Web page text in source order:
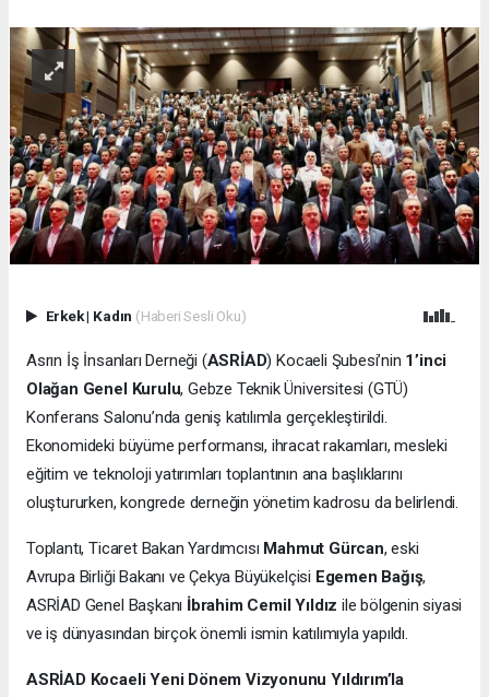
Erkek| Kadın (Haberi Sesli Oku)
Asrın İş İnsanları Derneği (ASRİAD) Kocaeli Şubesi’nin 1’inci
Olağan Genel Kurulu, Gebze Teknik Üniversitesi (GTÜ)
Konferans Salonu’nda geniş katılımla gerçekleştirildi.
Ekonomideki büyüme performansı, ihracat rakamları, mesleki
eğitim ve teknoloji yatırımları toplantının ana başlıklarını
oluştururken, kongrede derneğin yönetim kadrosu da belirlendi.
Toplantı, Ticaret Bakan Yardımcısı Mahmut Gürcan, eski
Avrupa Birliği Bakanı ve Çekya Büyükelçisi Egemen Bağış,
ASRİAD Genel Başkanı İbrahim Cemil Yıldız ile bölgenin siyasi
ve iş dünyasından birçok önemli ismin katılımıyla yapıldı.
ASRİAD Kocaeli Yeni Dönem Vizyonunu Yıldırım’la